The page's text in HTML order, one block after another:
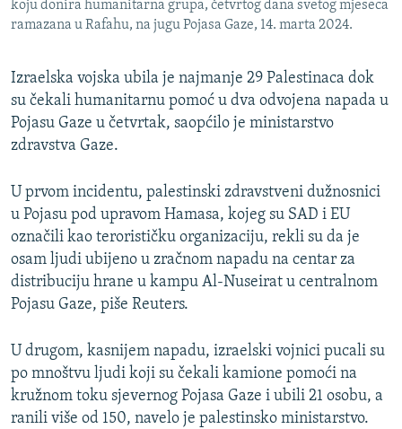
POPLAVE I KLIZIŠTA U BIH 2024.
POST SCRIPTUM
MOJA EVROPA
SVE KARTE DEJTONA
NASTANAK I RASPAD JUGOSLAVIJE
koju donira humanitarna grupa, četvrtog dana svetog mjeseca
ramazana u Rafahu, na jugu Pojasa Gaze, 14. marta 2024.
Izraelska vojska ubila je najmanje 29 Palestinaca dok
su čekali humanitarnu pomoć u dva odvojena napada u
Pojasu Gaze u četvrtak, saopćilo je ministarstvo
zdravstva Gaze.
U prvom incidentu, palestinski zdravstveni dužnosnici
u Pojasu pod upravom Hamasa, kojeg su SAD i EU
označili kao terorističku organizaciju, rekli su da je
osam ljudi ubijeno u zračnom napadu na centar za
distribuciju hrane u kampu Al-Nuseirat u centralnom
Pojasu Gaze, piše Reuters.
U drugom, kasnijem napadu, izraelski vojnici pucali su
po mnoštvu ljudi koji su čekali kamione pomoći na
kružnom toku sjevernog Pojasa Gaze i ubili 21 osobu, a
ranili više od 150, navelo je palestinsko ministarstvo.